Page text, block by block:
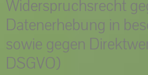
Widerspruchsrecht
Datenerhebung in
sowie gegen
DSGVO)